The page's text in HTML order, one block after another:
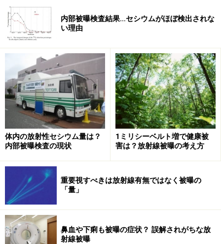
内部被曝検査結果…セシウムがほぼ検出されな
い理由
体内の放射性セシウム量は？
内部被曝検査の現状
1ミリシーベルト増で健康被
害は？放射線被曝の考え方
重要視すべきは放射線有無ではなく被曝の
「量」
鼻血や下痢も被曝の症状？ 誤解されがちな放
射線被曝